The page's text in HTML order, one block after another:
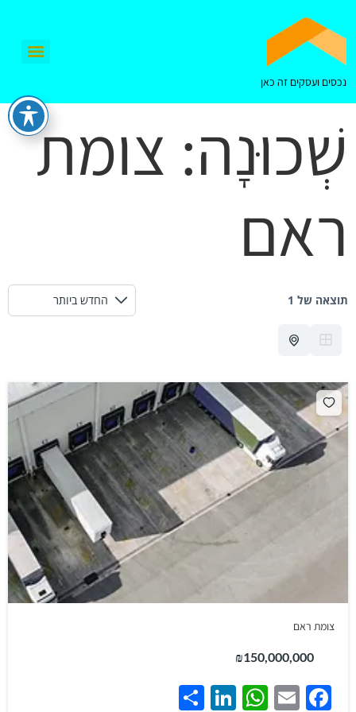
נכסים ועסקים זה כאן
שְׁכוּנָה: צומת
ראם
תוצאה של 1
צומת ראם
₪150,000,000
Facebook
Email
WhatsApp
LinkedIn
Share